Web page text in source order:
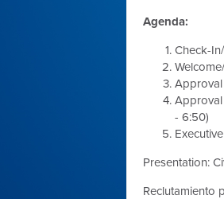
Agenda:
Check-In/
Approval
- 6:50)
Presentation:
Reclutamiento